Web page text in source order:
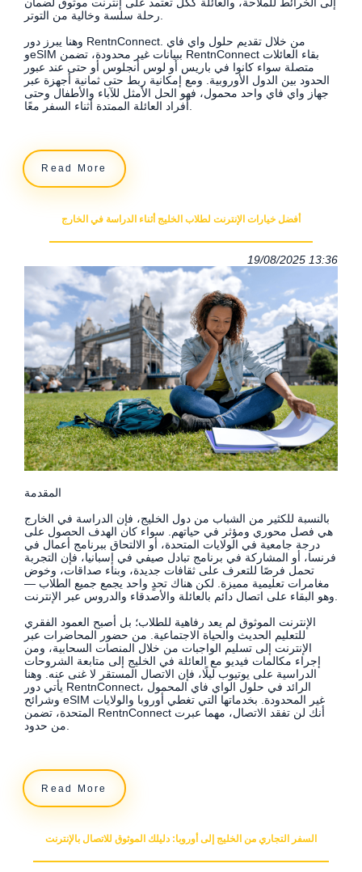
وهنا يبرز دور RentnConnect. من خلال تقديم حلول واي فاي
وeSIM ببيانات غير محدودة، تضمن RentnConnect بقاء العائلات
متصلة سواء كانوا في باريس أو لوس أنجلوس أو حتى عند عبور
الحدود بين الدول الأوروبية. ومع إمكانية ربط حتى ثمانية أجهزة عبر
جهاز واي فاي واحد محمول، فهو الحل الأمثل للآباء والأطفال وحتى
Read More
أفضل خيارات الإنترنت لطلاب الخليج أثناء الدراسة في الخارج
19/08/2025 13:36
المقدمة
بالنسبة للكثير من الشباب من دول الخليج، فإن الدراسة في الخارج
هي فصل محوري ومؤثر في حياتهم. سواء كان الهدف الحصول على
درجة جامعية في الولايات المتحدة، أو الالتحاق ببرنامج أعمال في
فرنسا، أو المشاركة في برنامج تبادل صيفي في إسبانيا، فإن التجربة
تحمل فرصًا للتعرف على ثقافات جديدة، وبناء صداقات، وخوض
مغامرات تعليمية مميزة. لكن هناك تحدٍ واحد يجمع جميع الطلاب —
الإنترنت الموثوق لم يعد رفاهية للطلاب؛ بل أصبح العمود الفقري
للتعليم الحديث والحياة الاجتماعية. من حضور المحاضرات عبر
الإنترنت إلى تسليم الواجبات من خلال المنصات السحابية، ومن
إجراء مكالمات فيديو مع العائلة في الخليج إلى متابعة الشروحات
الدراسية على يوتيوب ليلًا، فإن الاتصال المستقر لا غنى عنه. وهنا
يأتي دور RentnConnect، الرائد في حلول الواي فاي المحمول
وشرائح eSIM غير المحدودة. بخدماتها التي تغطي أوروبا والولايات
المتحدة، تضمن RentnConnect أنك لن تفقد الاتصال، مهما عبرت
Read More
السفر التجاري من الخليج إلى أوروبا: دليلك الموثوق للاتصال بالإنترنت